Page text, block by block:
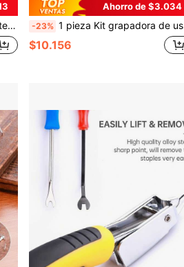
Ahorro de $3.034
-23% 1 pieza Kit grapadora de uso intensivo 3 en 1 - Multifuncional para tapicería/carpintería/muebles | Agarre ergonómico que ahorra trabajo con 600 grapas
$10.156